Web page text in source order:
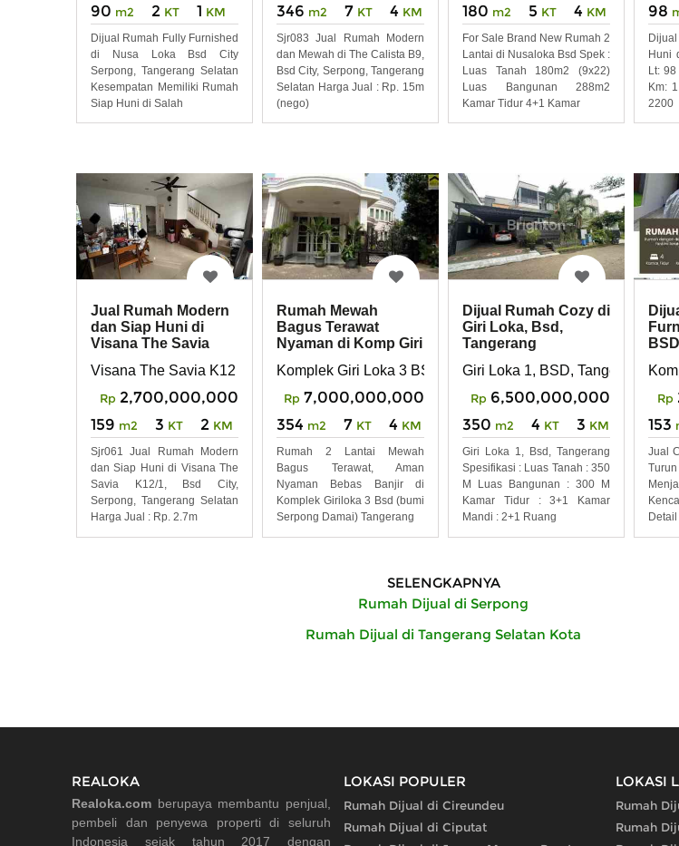
90 m2 2 KT 1 KM
Dijual Rumah Fully Furnished
di Nusa Loka Bsd City
Serpong, Tangerang Selatan
Kesempatan Memiliki Rumah
Siap Huni di Salah
346 m2 7 KT 4 KM
Sjr083 Jual Rumah Modern
dan Mewah di The Calista B9,
Bsd City, Serpong, Tangerang
Selatan Harga Jual : Rp. 15m
(nego)
180 m2 5 KT 4 KM
For Sale Brand New Rumah 2
Lantai di Nusaloka Bsd Spek :
Luas Tanah 180m2 (9x22)
Luas Bangunan 288m2
Kamar Tidur 4+1 Kamar
98
Huni
Lt:
Km:
2200
Jual Rumah Modern
dan Siap Huni di
Visana The Savia
Visana The Savia K12 1, BSD City, Serpong, Tangerang Selatan
Rp 2,700,000,000
159 m2 3 KT 2 KM
Sjr061 Jual Rumah Modern
dan Siap Huni di Visana The
Savia K12/1, Bsd City,
Serpong, Tangerang Selatan
Harga Jual : Rp. 2.7m
Rumah Mewah
Bagus Terawat
Nyaman di Komp Giri
Komplek Giri Loka 3 BSD
Rp 7,000,000,000
354 m2 7 KT 4 KM
Rumah 2 Lantai Mewah
Bagus Terawat, Aman
Nyaman Bebas Banjir di
Komplek Giriloka 3 Bsd (bumi
Serpong Damai) Tangerang
Dijual Rumah Cozy di
Giri Loka, Bsd,
Tangerang
Giri Loka 1, BSD, Tangerang,
Rp 6,500,000,000
350 m2 4 KT 3 KM
Giri Loka 1, Bsd, Tangerang
Spesifikasi : Luas Tanah : 350
M Luas Bangunan : 300 M
Kamar Tidur : 3+1 Kamar
Mandi : 2+1 Ruang
Rp
153
Jual
SELENGKAPNYA
Rumah Dijual di Serpong
Rumah Dijual di Tangerang Selatan Kota
REALOKA
Realoka.com berupaya membantu penjual,
pembeli dan penyewa properti di seluruh
Indonesia sejak tahun 2017 dengan
LOKASI POPULER
Rumah Dijual di Cireundeu
Rumah Dijual di Ciputat
LOKASI
Rumah
Rumah